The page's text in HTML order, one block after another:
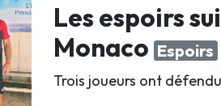
Les espoirs
Monaco Espoirs
Trois joueurs ont